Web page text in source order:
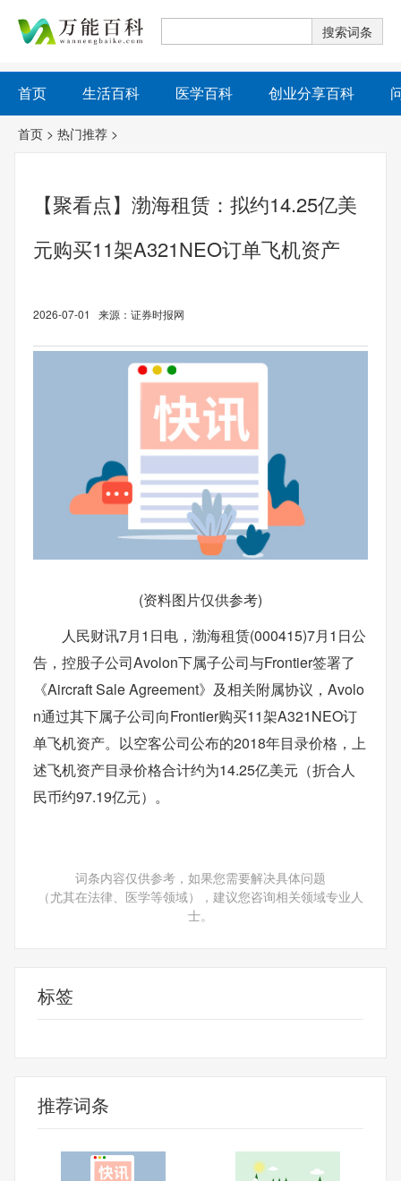
首页 生活百科 医学百科 创业分享百科
首页 > 热门推荐 >
【聚看点】渤海租赁：拟约14.25亿美
元购买11架A321NEO订单飞机资产
2026-07-01 来源：证券时报网
(资料图片仅供参考)
人民财讯7月1日电，渤海租赁(000415)7月1日公
告，控股子公司Avolon下属子公司与Frontier签署了
《Aircraft Sale Agreement》及相关附属协议，Avolo
n通过其下属子公司向Frontier购买11架A321NEO订
单飞机资产。以空客公司公布的2018年目录价格，上
述飞机资产目录价格合计约为14.25亿美元（折合人
民币约97.19亿元）。
词条内容仅供参考，如果您需要解决具体问题
（尤其在法律、医学等领域），建议您咨询相关领域专业人
士。
标签
推荐词条